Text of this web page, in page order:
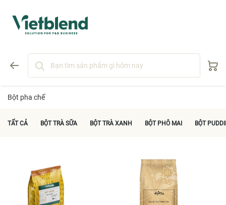
Bột pha chế
TẤT CẢ BỘT TRÀ SỮA BỘT TRÀ XANH BỘT PHÔ MAI BỘT